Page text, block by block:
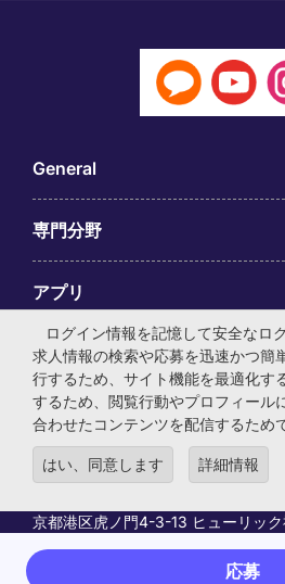
応募
General
専門分野
アプリ
Employer Centre
© マイケル・ペイジ・インターナシ
京都港区虎ノ門4-3-13 ヒューリッ
紹介事業許可番号：13-ユ-040405
ログイン情報を記憶して安全なロ
求人情報の検索や応募を迅速かつ簡
行するため、サイト機能を最適化す
するため、閲覧行動やプロフィール
合わせたコンテンツを配信するため
はい、同意します 詳細情報